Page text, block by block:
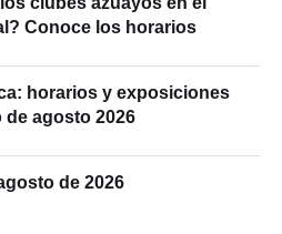
Conoce los horarios
horarios y exposiciones
de agosto 2026
de 2026